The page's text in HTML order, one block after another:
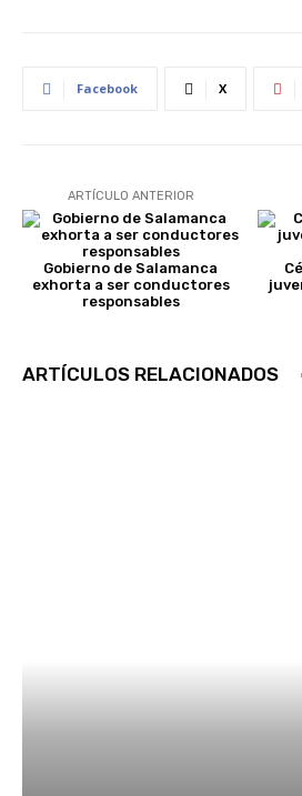
Facebook X
ARTÍCULO ANTERIOR
Gobierno de Salamanca
exhorta a ser conductores
responsables
ARTÍCULOS RELACIONADOS